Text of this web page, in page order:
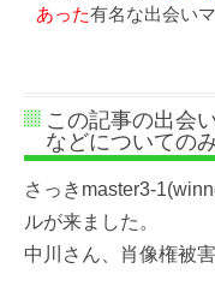
あった有名な出会い
この記事の出会
などについての
さっきmaster3-
ルが来ました。
中川さん、肖像権被